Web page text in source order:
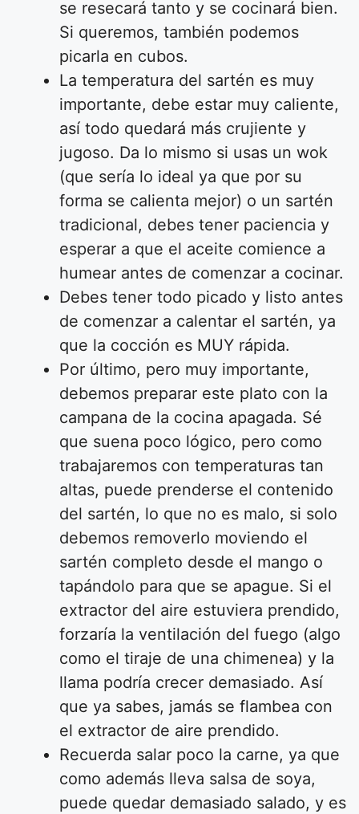
se resecará tanto y se cocinará bien.
Si queremos, también podemos
picarla en cubos.
La temperatura del sartén es muy
importante, debe estar muy caliente,
así todo quedará más crujiente y
jugoso. Da lo mismo si usas un wok
(que sería lo ideal ya que por su
forma se calienta mejor) o un sartén
tradicional, debes tener paciencia y
esperar a que el aceite comience a
humear antes de comenzar a cocinar.
Debes tener todo picado y listo antes
de comenzar a calentar el sartén, ya
que la cocción es MUY rápida.
Por último, pero muy importante,
debemos preparar este plato con la
campana de la cocina apagada. Sé
que suena poco lógico, pero como
trabajaremos con temperaturas tan
altas, puede prenderse el contenido
del sartén, lo que no es malo, si solo
debemos removerlo moviendo el
sartén completo desde el mango o
tapándolo para que se apague. Si el
extractor del aire estuviera prendido,
forzaría la ventilación del fuego (algo
como el tiraje de una chimenea) y la
llama podría crecer demasiado. Así
que ya sabes, jamás se flambea con
el extractor de aire prendido.
Recuerda salar poco la carne, ya que
como además lleva salsa de soya,
puede quedar demasiado salado, y es